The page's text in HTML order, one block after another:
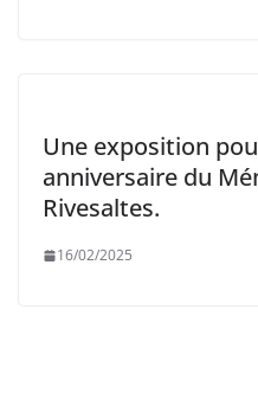
Une exposition
anniversaire du
Rivesaltes.
16/02/2025